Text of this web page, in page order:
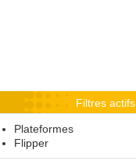
Filtres actifs
Plateformes
Flipper